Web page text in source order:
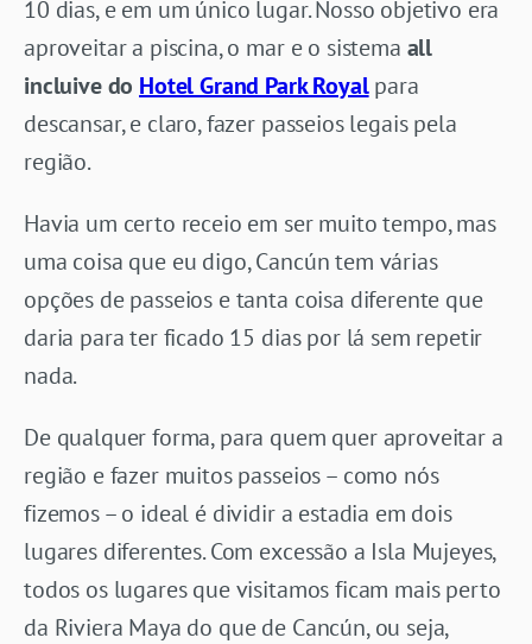
10 dias, e em um único lugar. Nosso objetivo era
aproveitar a piscina, o mar e o sistema all
incluive do Hotel Grand Park Royalpara
descansar, e claro, fazer passeios legais pela
região.
Havia um certo receio em ser muito tempo, mas
uma coisa que eu digo, Cancún tem várias
opções de passeios e tanta coisa diferente que
daria para ter ficado 15 dias por lá sem repetir
nada.
De qualquer forma, para quem quer aproveitar a
região e fazer muitos passeios – como nós
fizemos – o ideal é dividir a estadia em dois
lugares diferentes. Com excessão a Isla Mujeyes,
todos os lugares que visitamos ficam mais perto
da Riviera Maya do que de Cancún, ou seja,